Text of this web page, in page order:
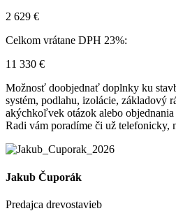
2 629 €
Celkom vrátane DPH 23%:
11 330 €
Možnosť doobjednať doplnky ku
systém, podlahu, izolácie, základový
akýchkoľvek otázok alebo
Radi vám poradíme či už telefonicky,
Jakub Čuporák
Predajca drevostavieb